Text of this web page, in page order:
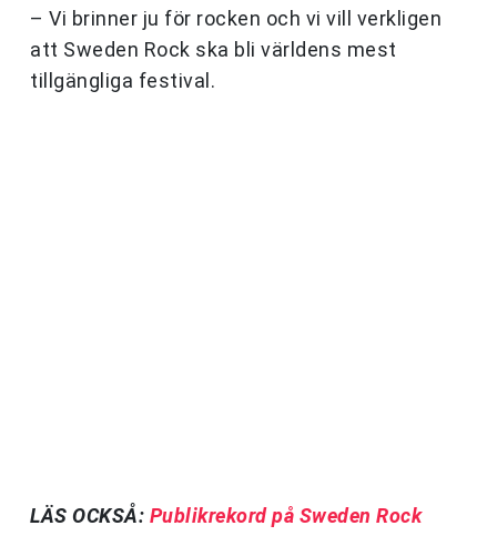
– Vi brinner ju för rocken och vi vill verkligen
att Sweden Rock ska bli världens mest
tillgängliga festival.
LÄS OCKSÅ: Publikrekord på Sweden Rock